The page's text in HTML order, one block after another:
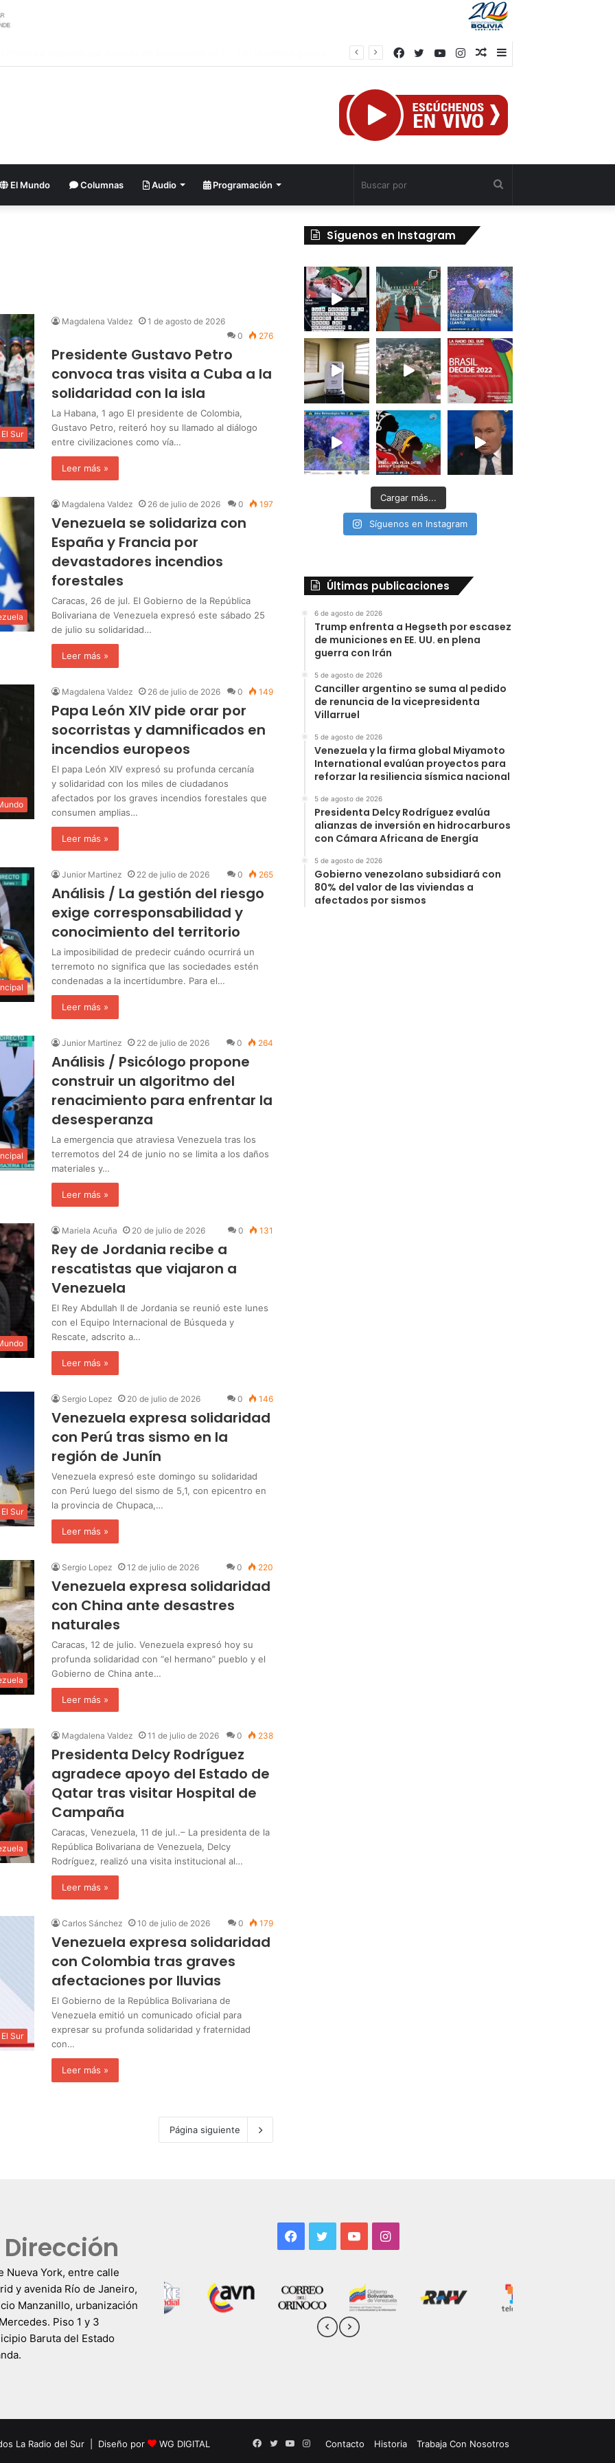
Barra
Publicación
azar
Instagram
YouTube
Twitter
Facebook
El Mundo Columnas Audio Programación
El Sur
Magdalena Valdez
1 de agosto de 2026
0
276
Presidente Gustavo Petro
convoca tras visita a Cuba a la
solidaridad con la isla
La Habana, 1 ago El presidente de Colombia,
Gustavo Petro, reiteró hoy su llamado al diálogo
entre civilizaciones como vía…
Leer más »
Magdalena Valdez 26 de julio de 2026 0 197
Venezuela se solidariza con
España y Francia por
devastadores incendios
forestales
Caracas, 26 de jul. El Gobierno de la República
Bolivariana de Venezuela expresó este sábado 25
de julio su solidaridad…
Leer más »
Magdalena Valdez 26 de julio de 2026 0 149
Papa León XIV pide orar por
socorristas y damnificados en
incendios europeos
El papa León XIV expresó su profunda cercanía
y solidaridad con los miles de ciudadanos
afectados por los graves incendios forestales que
consumen amplias…
Leer más »
Junior Martinez 22 de julio de 2026 0 265
Análisis / La gestión del riesgo
exige corresponsabilidad y
conocimiento del territorio
La imposibilidad de predecir cuándo ocurrirá un
terremoto no significa que las sociedades estén
condenadas a la incertidumbre. Para el…
Leer más »
Junior Martinez 22 de julio de 2026 0 264
Análisis / Psicólogo propone
construir un algoritmo del
renacimiento para enfrentar la
desesperanza
La emergencia que atraviesa Venezuela tras los
terremotos del 24 de junio no se limita a los daños
materiales y…
Leer más »
Mariela Acuña 20 de julio de 2026 0 131
Rey de Jordania recibe a
rescatistas que viajaron a
Venezuela
El Rey Abdullah II de Jordania se reunió este lunes
con el Equipo Internacional de Búsqueda y
Rescate, adscrito a…
Leer más »
El Sur
Sergio Lopez 20 de julio de 2026 0 146
Venezuela expresa solidaridad
con Perú tras sismo en la
región de Junín
Venezuela expresó este domingo su solidaridad
con Perú luego del sismo de 5,1, con epicentro en
la provincia de Chupaca,…
Leer más »
Sergio Lopez 12 de julio de 2026 0 220
Venezuela expresa solidaridad
con China ante desastres
naturales
Caracas, 12 de julio. Venezuela expresó hoy su
profunda solidaridad con “el hermano” pueblo y el
Gobierno de China ante…
Leer más »
Magdalena Valdez 11 de julio de 2026 0 238
Presidenta Delcy Rodríguez
agradece apoyo del Estado de
Qatar tras visitar Hospital de
Campaña
Caracas, Venezuela, 11 de jul..– La presidenta de la
República Bolivariana de Venezuela, Delcy
Rodríguez, realizó una visita institucional al…
Leer más »
El Sur
Carlos Sánchez 10 de julio de 2026 0 179
Venezuela expresa solidaridad
con Colombia tras graves
afectaciones por lluvias
El Gobierno de la República Bolivariana de
Venezuela emitió un comunicado oficial para
expresar su profunda solidaridad y fraternidad
con…
Leer más »
Página siguiente
Síguenos en Instagram
Cargar más...
Síguenos en Instagram
Últimas publicaciones
6 de agosto de 2026
Trump enfrenta a Hegseth por escasez
de municiones en EE. UU. en plena
guerra con Irán
5 de agosto de 2026
Canciller argentino se suma al pedido
de renuncia de la vicepresidenta
Villarruel
5 de agosto de 2026
Venezuela y la firma global Miyamoto
International evalúan proyectos para
reforzar la resiliencia sísmica nacional
5 de agosto de 2026
Presidenta Delcy Rodríguez evalúa
alianzas de inversión en hidrocarburos
con Cámara Africana de Energía
5 de agosto de 2026
Gobierno venezolano subsidiará con
80% del valor de las viviendas a
afectados por sismos
Dirección
Nueva York, entre calle
y avenida Río de Janeiro,
Manzanillo, urbanización
Piso 1 y 3
Baruta del Estado
Facebook
TwitterYouTubeInstagram
La Radio del Sur | Diseño por WG DIGITAL Contacto Historia Trabaja Con Nosotros
Facebook
TwitterYouTube
Instagram